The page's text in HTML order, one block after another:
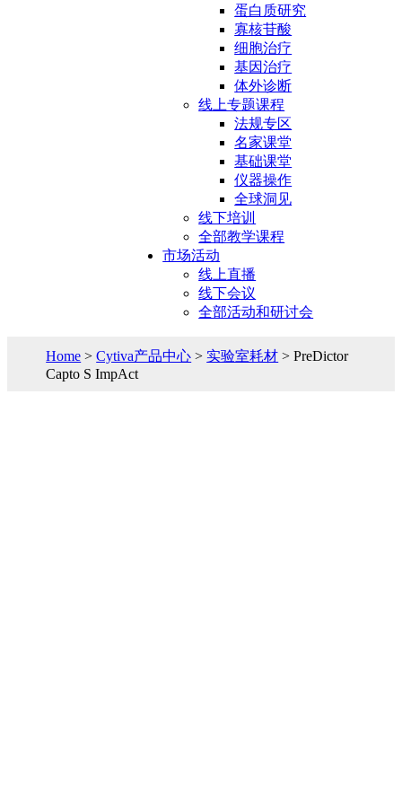
蛋白质研究
寡核苷酸
细胞治疗
基因治疗
体外诊断
线上专题课程
法规专区
名家课堂
基础课堂
仪器操作
全球洞见
线下培训
全部教学课程
市场活动
线上直播
线下会议
全部活动和研讨会
Home >Cytiva产品中心 > 实验室耗材 > PreDictor
Capto S ImpAct